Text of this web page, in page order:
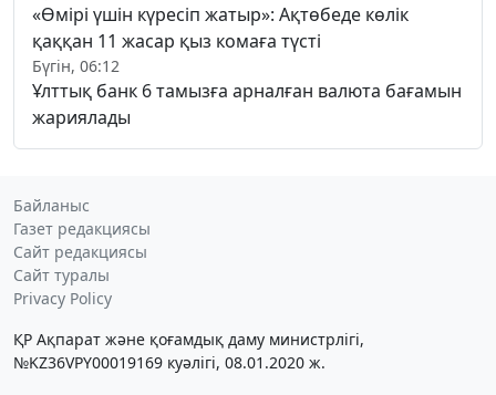
«Өмірі үшін күресіп жатыр»: Ақтөбеде көлік
қаққан 11 жасар қыз комаға түсті
Бүгін, 06:12
Ұлттық банк 6 тамызға арналған валюта бағамын
жариялады
Байланыс
Газет редакциясы
Сайт редакциясы
Сайт туралы
Privacy Policy
ҚР Ақпарат және қоғамдық даму министрлігі,
№KZ36VPY00019169 куәлігі, 08.01.2020 ж.